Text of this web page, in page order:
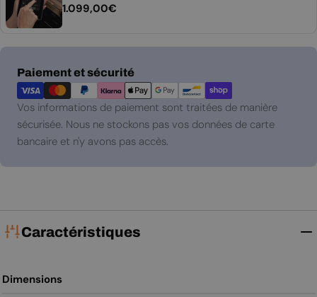
Prix
1.099,00€
Paiement et sécurité
Modes
de
paiement
Vos informations de paiement sont traitées de manière
sécurisée. Nous ne stockons pas vos données de carte
bancaire et n'y avons pas accès.
Caractéristiques
Dimensions